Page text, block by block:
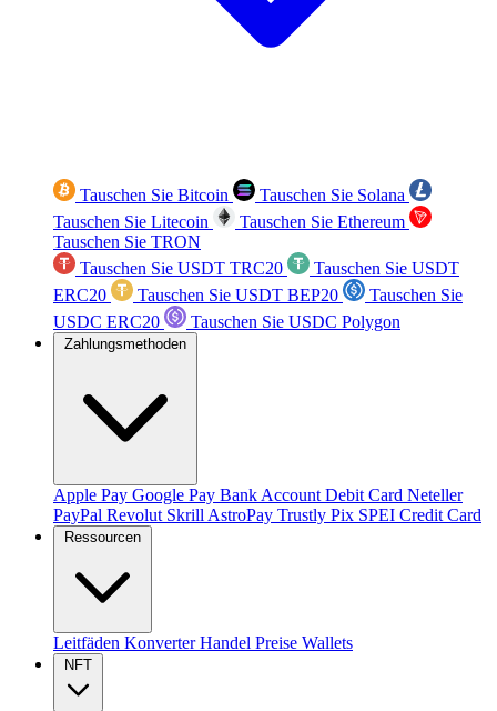
Tauschen Sie Bitcoin
Tauschen Sie Solana
Tauschen Sie Litecoin
Tauschen Sie Ethereum
Tauschen Sie TRON
Tauschen Sie USDT TRC20
Tauschen Sie USDT
ERC20
Tauschen Sie USDT BEP20
Tauschen Sie
USDC ERC20
Tauschen Sie USDC Polygon
Zahlungsmethoden
Apple Pay Google Pay Bank Account Debit Card Neteller
PayPal Revolut Skrill AstroPay Trustly Pix SPEI Credit Card
Ressourcen
Leitfäden KonverterHandel Preise Wallets
NFT